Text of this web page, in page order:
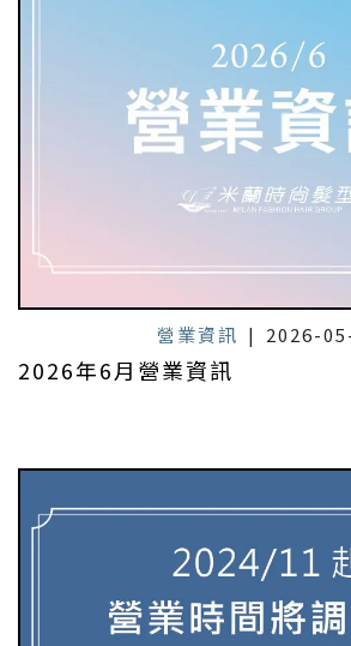
營業資訊 | 2026-
2026年6月營業資訊